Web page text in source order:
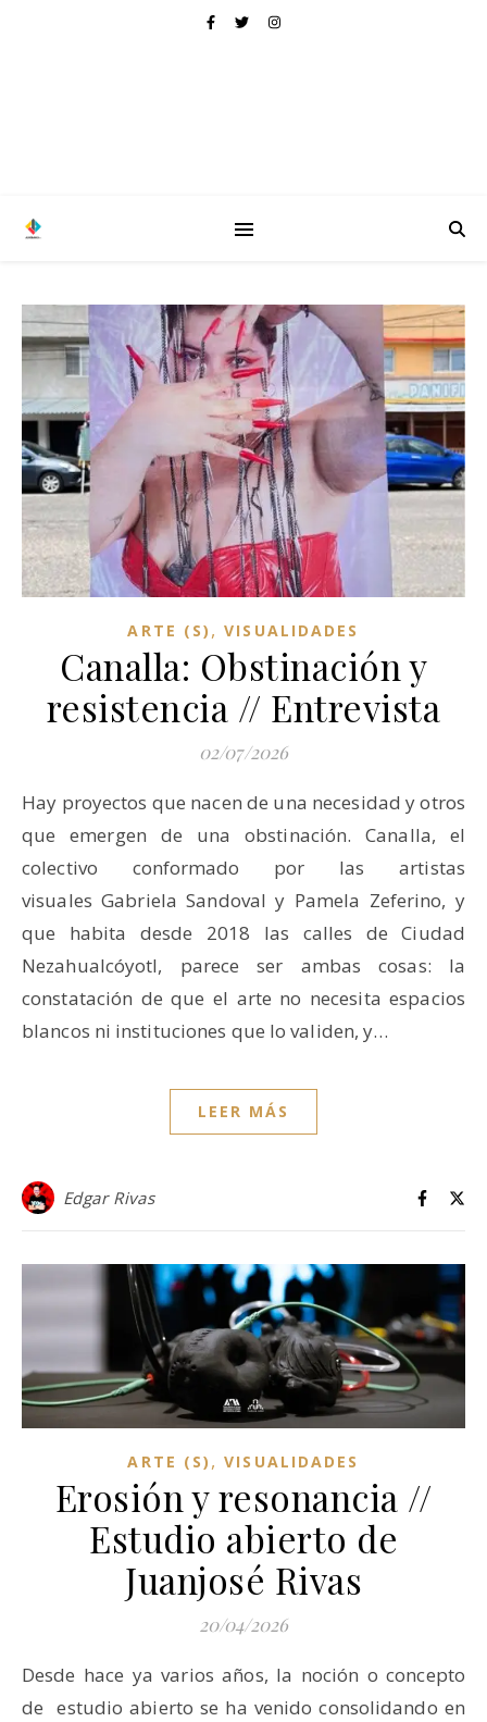
ARTE (S) ,VISUALIDADES
Canalla: Obstinación y
resistencia // Entrevista
02/07/2026
Hay proyectos que nacen de una necesidad y otros
que emergen de una obstinación. Canalla, el
colectivo conformado por las artistas
visuales Gabriela Sandoval y Pamela Zeferino, y
que habita desde 2018 las calles de Ciudad
Nezahualcóyotl, parece ser ambas cosas: la
constatación de que el arte no necesita espacios
blancos ni instituciones que lo validen, y…
LEER MÁS
Edgar Rivas
ARTE (S) ,VISUALIDADES
Erosión y resonancia //
Estudio abierto de
Juanjosé Rivas
20/04/2026
Desde hace ya varios años, la noción o concepto
de estudio abierto se ha venido consolidando en